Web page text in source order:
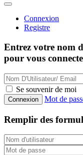
Connexion
Registre
Entrez votre nom
pour vous
Se souvenir de moi
Connexion Mot de
Remplir des